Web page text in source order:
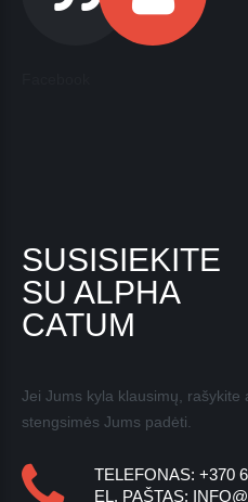
SUSISIEKITE
SU ALPHA
CATUM
Jei Jums kyla klausimų,
stengsimės Jums padėti.
TELEFONAS: +370
EL. PAŠTAS: